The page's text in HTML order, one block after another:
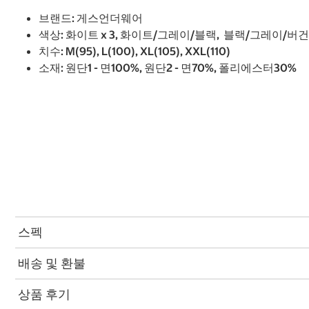
브랜드: 게스언더웨어
색상: 화이트 x 3, 화이트/그레이/블랙, 블랙/그레이/버
치수: M(95), L(100), XL(105), XXL(110)
소재: 원단1 - 면100%, 원단2 - 면70%, 폴리에스터30%
스펙
배송 및 환불
상품 후기